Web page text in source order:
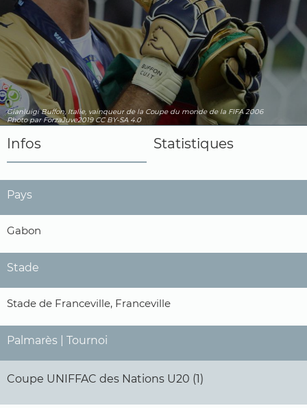
Gianluigi Buffon, Italie, vainqueur de la Coupe du monde de la FIFA 2006
Photo par ForzaJuve2019CC BY-SA 4.0
Infos Statistiques
Pays
Gabon
Stade
Stade de Franceville, Franceville
Palmarès | Tournoi
Coupe UNIFFAC des Nations U20 (1)